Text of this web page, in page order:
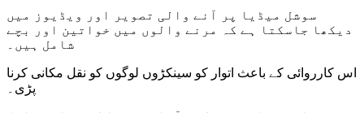
سوشل میڈیا پر آنے والی تصویر اور ویڈیوز میں
دیکھا جاسکتا ہے کہ مرنے والوں میں خواتین اور بچے
شامل ہیں۔
اس کارروائی کے باعث اتوار کو سینکڑوں لوگوں کو نقل مکانی کرنا
پڑی۔